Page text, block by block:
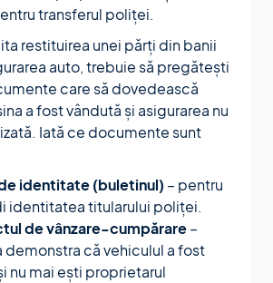
transferul poliței.
restituirea unei părți din banii
auto, trebuie să pregătești
care să dovedească
a fost vândută și asigurarea nu
Iată ce documente sunt
identitate (buletinul) – pentru
identitatea titularului poliței.
de vânzare-cumpărare–
demonstra că vehiculul a fost
nu mai ești proprietarul